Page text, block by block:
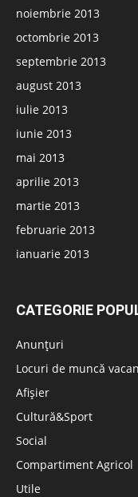
noiembrie 2013
octombrie 2013
septembrie 2013
august 2013
iulie 2013
iunie 2013
mai 2013
aprilie 2013
martie 2013
februarie 2013
ianuarie 2013
CATEGORIE
Anunțuri
Locuri de muncă
Afișier
Cultură&Sport
Social
Compartiment Agricol
Utile